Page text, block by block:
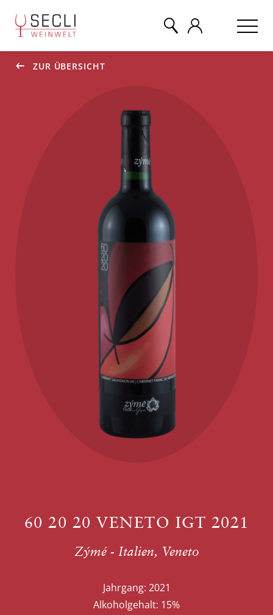
ZUR ÜBERSICHT
60 20 20 VENETO IGT 2021
Zýmé - Italien, Veneto
Jahrgang: 2021
Alkoholgehalt: 15%